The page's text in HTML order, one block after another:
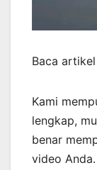
Baca
Kami
lengkap,
benar
video